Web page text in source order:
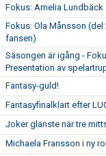
Fokus: Amelia Lundbäck
Fokus: Ola Månsson (del
fansen)
Säsongen är igång -
Presentation av
Fantasy-guld!
Fantasyfinalklart efter
Joker glänste när tre
Michaela Fransson i ny